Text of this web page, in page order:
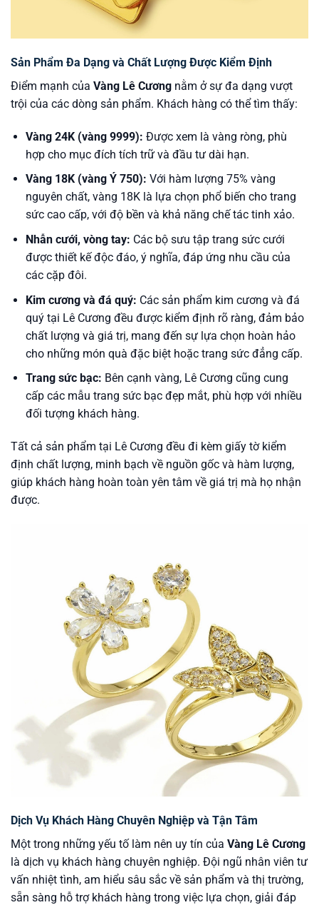
Sản Phẩm Đa Dạng và Chất Lượng Được Kiểm Định
Điểm mạnh của Vàng Lê Cương nằm ở sự đa dạng vượt
trội của các dòng sản phẩm. Khách hàng có thể tìm thấy:
Vàng 24K (vàng 9999): Được xem là vàng ròng, phù
hợp cho mục đích tích trữ và đầu tư dài hạn.
Vàng 18K (vàng Ý 750): Với hàm lượng 75% vàng
nguyên chất, vàng 18K là lựa chọn phổ biến cho trang
sức cao cấp, với độ bền và khả năng chế tác tinh xảo.
Nhẫn cưới, vòng tay: Các bộ sưu tập trang sức cưới
được thiết kế độc đáo, ý nghĩa, đáp ứng nhu cầu của
các cặp đôi.
Kim cương và đá quý: Các sản phẩm kim cương và đá
quý tại Lê Cương đều được kiểm định rõ ràng, đảm bảo
chất lượng và giá trị, mang đến sự lựa chọn hoàn hảo
cho những món quà đặc biệt hoặc trang sức đẳng cấp.
Trang sức bạc: Bên cạnh vàng, Lê Cương cũng cung
cấp các mẫu trang sức bạc đẹp mắt, phù hợp với nhiều
đối tượng khách hàng.
Tất cả sản phẩm tại Lê Cương đều đi kèm giấy tờ kiểm
định chất lượng, minh bạch về nguồn gốc và hàm lượng,
giúp khách hàng hoàn toàn yên tâm về giá trị mà họ nhận
được.
Dịch Vụ Khách Hàng Chuyên Nghiệp và Tận Tâm
Một trong những yếu tố làm nên uy tín của Vàng Lê Cương
là dịch vụ khách hàng chuyên nghiệp. Đội ngũ nhân viên tư
vấn nhiệt tình, am hiểu sâu sắc về sản phẩm và thị trường,
sẵn sàng hỗ trợ khách hàng trong việc lựa chọn, giải đáp